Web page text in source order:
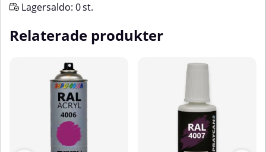
Lagersaldo: 0st.
Relaterade produkter